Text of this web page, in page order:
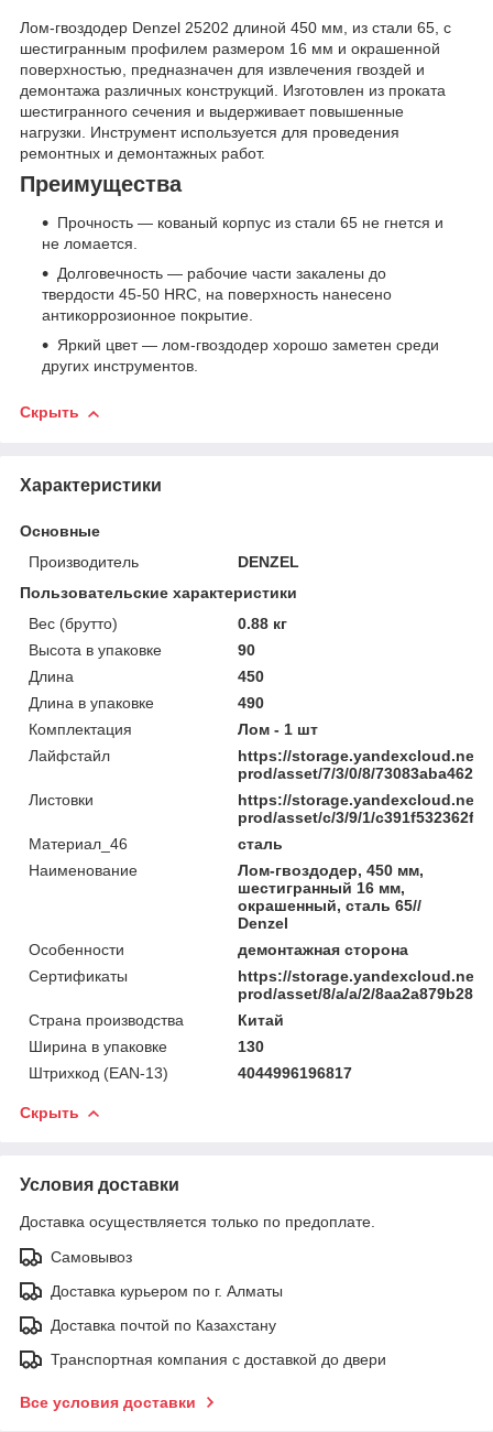
Лом-гвоздодер Denzel 25202 длиной 450 мм, из стали 65, с
шестигранным профилем размером 16 мм и окрашенной
поверхностью, предназначен для извлечения гвоздей и
демонтажа различных конструкций. Изготовлен из проката
шестигранного сечения и выдерживает повышенные
нагрузки. Инструмент используется для проведения
ремонтных и демонтажных работ.
Преимущества
Прочность — кованый корпус из стали 65 не гнется и
не ломается.
Долговечность — рабочие части закалены до
твердости 45-50 HRC, на поверхность нанесено
антикоррозионное покрытие.
Яркий цвет — лом-гвоздодер хорошо заметен среди
других инструментов.
Скрыть
Характеристики
Основные
Производитель
DENZEL
Пользовательские характеристики
Вес (брутто)
0.88 кг
Высота в упаковке
90
Длина
450
Длина в упаковке
490
Комплектация
Лом - 1 шт
Лайфстайл
https://storage.yandexcloud.net/
prod/asset/7/3/0/8/
Листовки
https://storage.yandexcloud.net/
prod/asset/c/3/9/1/
Материал_46
сталь
Наименование
Лом-гвоздодер, 450 мм,
шестигранный 16 мм,
окрашенный, сталь 65//
Denzel
Особенности
демонтажная сторона
Сертификаты
https://storage.yandexcloud.net/
prod/asset/8/a/a/2/
Страна производства
Китай
Ширина в упаковке
130
Штрихкод (EAN-13)
4044996196817
Скрыть
Условия доставки
Доставка осуществляется только по предоплате.
Самовывоз
Доставка курьером по г. Алматы
Доставка почтой по Казахстану
Транспортная компания с доставкой до двери
Все условия доставки